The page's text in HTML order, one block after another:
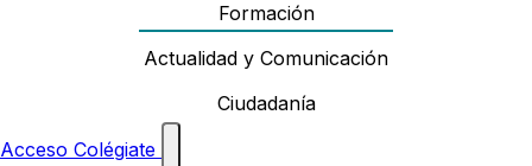
Formación
Actualidad y Comunicación
Ciudadanía
Acceso Colégiate